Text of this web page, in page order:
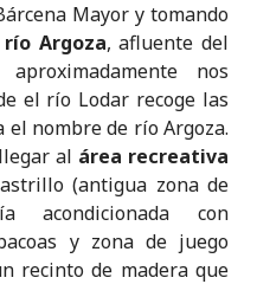
Mayor y tomando
río Argoza, afluente del
nos
el río Lodar recoge las
el nombre de río Argoza.
al área recreativa
(antigua zona de
acondicionada con
y zona de juego
recinto de madera que